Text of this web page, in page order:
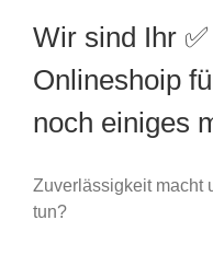
Wir sind Ihr
Onlineshoip
noch einiges
Zuverlässigkeit macht
tun?